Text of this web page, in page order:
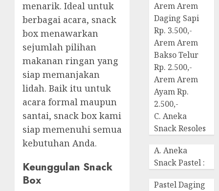
menarik. Ideal untuk
berbagai acara, snack
box menawarkan
sejumlah pilihan
makanan ringan yang
siap memanjakan
lidah. Baik itu untuk
acara formal maupun
santai, snack box kami
siap memenuhi semua
kebutuhan Anda.
Keunggulan Snack
Box
Arem Arem
Daging Sapi
Rp. 3.500,-
Arem Arem
Bakso Telur
Rp. 2.500,-
Arem Arem
Ayam Rp.
2.500,-
C. Aneka
Snack Resoles
A. Aneka
Snack Pastel :
Pastel Daging